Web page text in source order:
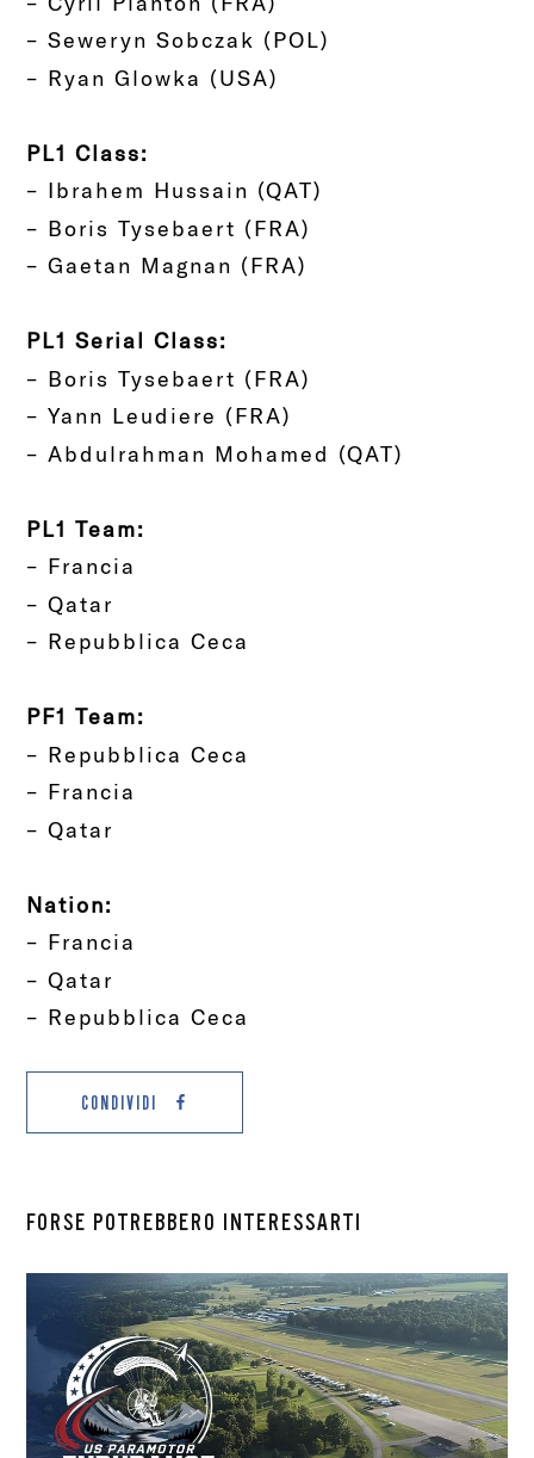
– Seweryn Sobczak (POL)
– Ryan Glowka (USA)
PL1 Class:
– Ibrahem Hussain (QAT)
– Boris Tysebaert (FRA)
– Gaetan Magnan (FRA)
PL1 Serial Class:
– Boris Tysebaert (FRA)
– Yann Leudiere (FRA)
– Abdulrahman Mohamed (QAT)
PL1 Team:
– Francia
– Qatar
– Repubblica Ceca
PF1 Team:
– Repubblica Ceca
– Francia
– Qatar
Nation:
– Francia
– Qatar
– Repubblica Ceca
CONDIVIDI
FORSE POTREBBERO INTERESSARTI